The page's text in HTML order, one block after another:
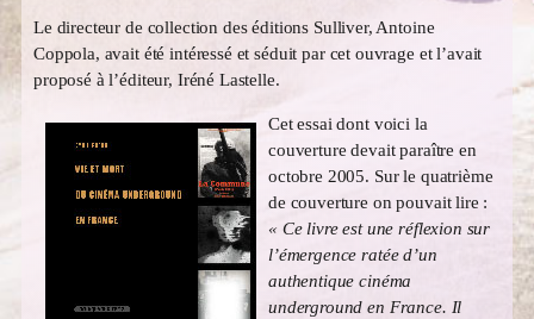
Le directeur de collection des éditions Sulliver, Antoine
Coppola, avait été intéressé et séduit par cet ouvrage et l’avait
proposé à l’éditeur, Iréné Lastelle.
Cet essai dont voici la
couverture devait paraître en
octobre 2005. Sur le quatrième
de couverture on pouvait lire :
« Ce livre est une réflexion sur
l’émergence ratée d’un
authentique cinéma
underground en France. Il